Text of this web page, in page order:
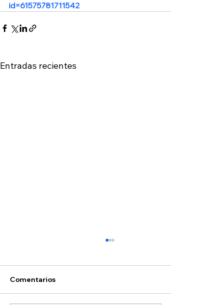
id=61575781711542
Entradas recientes
Comentarios